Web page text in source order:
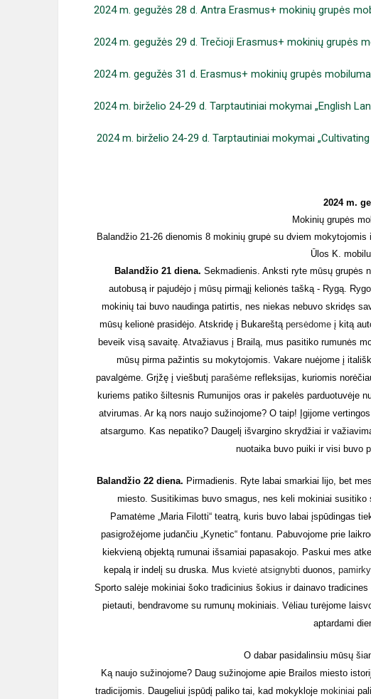
2024 m. gegužės 28 d. Antra Erasmus+ mokinių grupės
2024 m. gegužės 29 d. Trečioji Erasmus+ mokinių grupės
2024 m. gegužės 31 d. Erasmus+ mokinių grupės
2024 m. birželio 24-29 d. Tarptautiniai mokymai „English
2024 m. birželio 24-29 d. Tarptautiniai mokymai
2024 m.
Mokinių grupės
Balandžio 21-26 dienomis 8 mokinių grupė su dviem
Ūlos K.
Balandžio 21 diena. Sekmadienis. Anksti ryte mūsų grupės
autobusą ir pajudėjo į mūsų pirmąjį kelionės tašką - Rygą.
mokinių tai buvo naudinga patirtis, nes niekas nebuvo skridęs
mūsų kelionė prasidėjo. Atskridę į Bukareštą persėdome į kitą
beveik visą savaitę. Atvažiavus į Brailą, mus pasitiko rumunės
mūsų pirma pažintis su mokytojomis. Vakare nuėjome į
pavalgėme. Grįžę į viešbutį parašėme refleksijas, kuriomis
kuriems patiko šiltesnis Rumunijos oras ir pakelės parduotuvėje
atvirumas. Ar ką nors naujo sužinojome? O taip! Įgijome
atsargumo. Kas nepatiko? Daugelį išvargino skrydžiai ir
nuotaika buvo puiki ir visi buvo
Balandžio 22 diena. Pirmadienis. Ryte labai smarkiai lijo, bet
miesto. Susitikimas buvo smagus, nes keli mokiniai
Pamatėme „Maria Filotti“ teatrą, kuris buvo labai įspūdingas
pasigrožėjome judančiu „Kynetic“ fontanu. Pabuvojome prie
kiekvieną objektą rumunai išsamiai papasakojo. Paskui mes
kepalą ir indelį su druska. Mus kvietė atsignybti duonos,
Sporto salėje mokiniai šoko tradicinius šokius ir dainavo
pietauti, bendravome su rumunų mokiniais. Vėliau turėjome
aptardami
O dabar pasidalinsiu mūsų
Ką naujo sužinojome? Daug sužinojome apie Brailos miesto
tradicijomis. Daugeliui įspūdį paliko tai, kad mokykloje mokiniai